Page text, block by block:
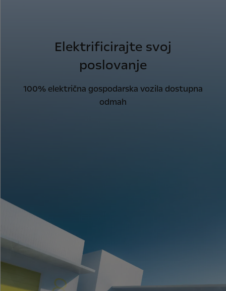
Elektrificirajte svoj
poslovanje
100% električna gospodarska vozila dostupna
odmah